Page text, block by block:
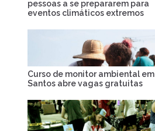
pessoas a se prepararem para
eventos climáticos extremos
Curso de monitor ambiental em
Santos abre vagas gratuitas